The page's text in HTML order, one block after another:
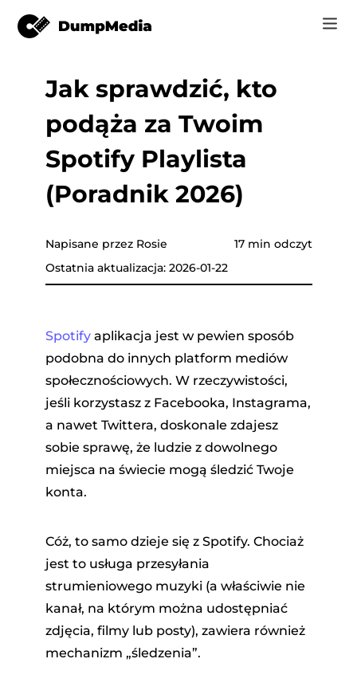
Music
Wideo
Narzędzia online
Spotify do mp3
Muzyka YouTube do MP3
Sklep
Wsparcie
Zaloguj Się
Zarejestruj się
Jak sprawdzić, kto
podąża za Twoim
Spotify Playlista
(Poradnik 2026)
Napisane przez Rosie
Ostatnia aktualizacja: 2026-01-22
17 min odczyt
Spotifyaplikacja jest w pewien sposób
podobna do innych platform mediów
społecznościowych. W rzeczywistości,
jeśli korzystasz z Facebooka, Instagrama,
a nawet Twittera, doskonale zdajesz
sobie sprawę, że ludzie z dowolnego
miejsca na świecie mogą śledzić Twoje
konta.
Cóż, to samo dzieje się z Spotify. Chociaż
jest to usługa przesyłania
strumieniowego muzyki (a właściwie nie
kanał, na którym można udostępniać
zdjęcia, filmy lub posty), zawiera również
mechanizm „śledzenia”.